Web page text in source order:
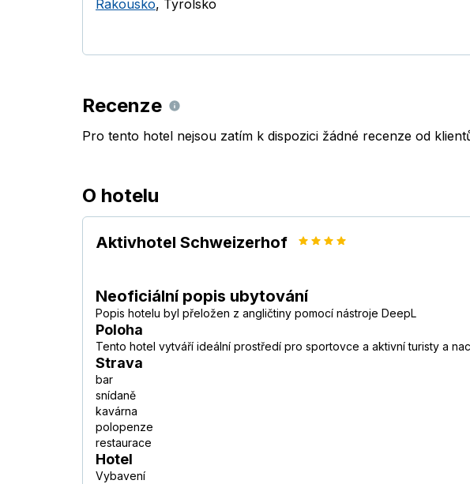
Rakousko, Tyrolsko
Recenze
Pro tento hotel nejsou zatím k dispozici žádné recenze od
O hotelu
Aktivhotel Schweizerhof
Neoficiální popis ubytování
Popis hotelu byl přeložen z angličtiny pomocí nástroje DeepL
Poloha
Tento hotel vytváří ideální prostředí pro sportovce a aktivní turisty a
Strava
bar
snídaně
kavárna
polopenze
restaurace
Hotel
Vybavení